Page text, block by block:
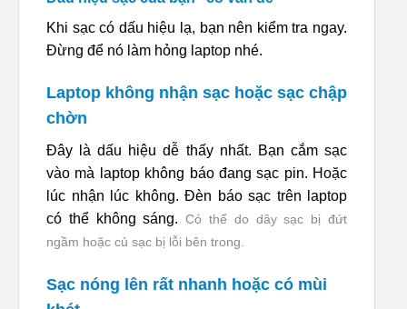
Khi sạc có dấu hiệu lạ, bạn nên kiểm tra ngay.
Đừng để nó làm hỏng laptop nhé.
Laptop không nhận sạc hoặc sạc chập
chờn
Đây là dấu hiệu dễ thấy nhất. Bạn cắm sạc
vào mà laptop không báo đang sạc pin. Hoặc
lúc nhận lúc không. Đèn báo sạc trên laptop
có thể không sáng.Có thể do dây sạc bị đứt
ngầm hoặc củ sạc bị lỗi bên trong.
Sạc nóng lên rất nhanh hoặc có mùi